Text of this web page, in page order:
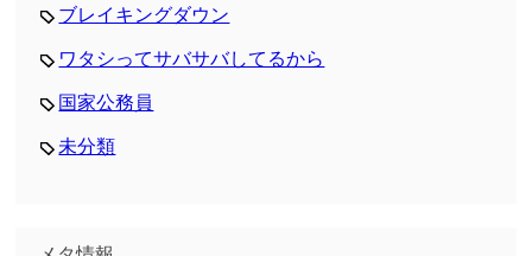
ブレイキングダウン
ワタシってサバサバしてるから
国家公務員
未分類